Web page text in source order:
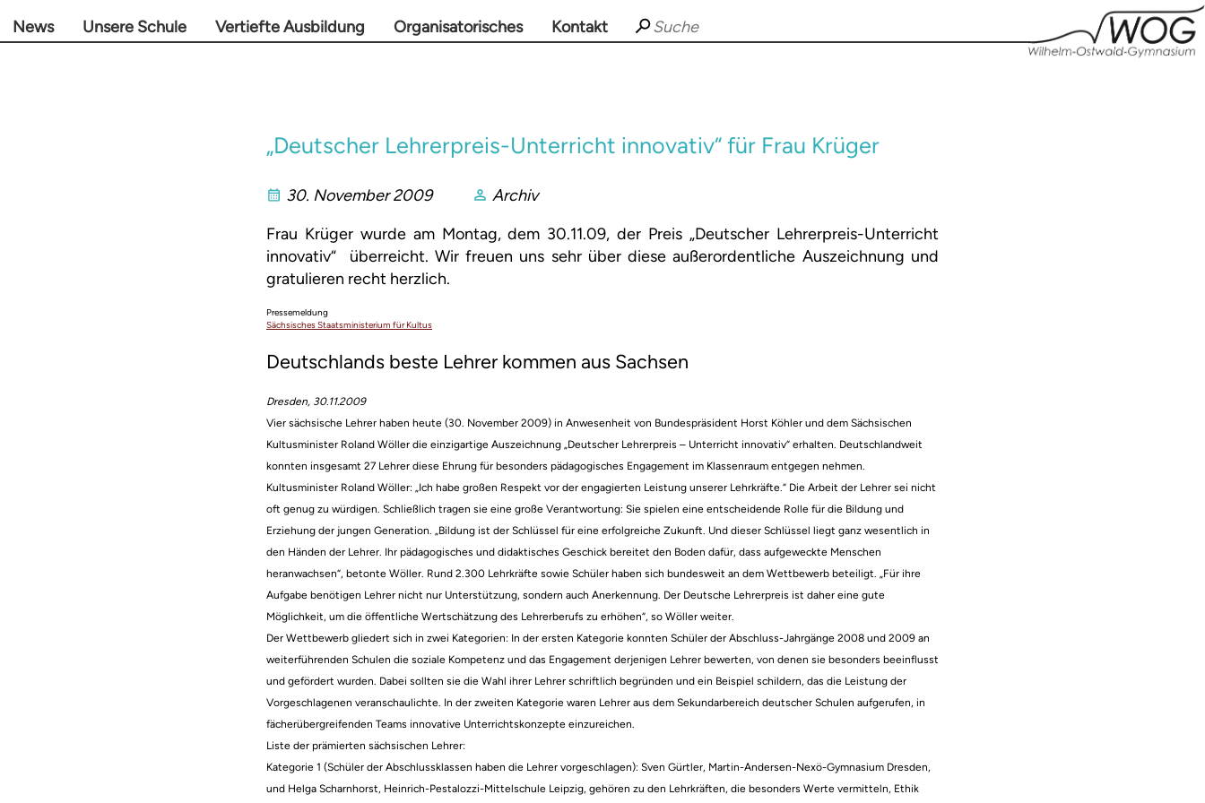
News Unsere Schule Vertiefte Ausbildung Organisatorisches Kontakt
„Deutscher Lehrerpreis-Unterricht innovativ“ für Frau Krüger
30. November 2009
Archiv
Frau Krüger wurde am Montag, dem 30.11.09, der Preis „Deutscher Lehrerpreis-Unterricht
innovativ“ überreicht. Wir freuen uns sehr über diese außerordentliche Auszeichnung und
gratulieren recht herzlich.
Pressemeldung
Sächsisches Staatsministerium für Kultus
Deutschlands beste Lehrer kommen aus Sachsen
Dresden, 30.11.2009
Vier sächsische Lehrer haben heute (30. November 2009) in Anwesenheit von Bundespräsident Horst Köhler und dem Sächsischen
Kultusminister Roland Wöller die einzigartige Auszeichnung „Deutscher Lehrerpreis – Unterricht innovativ“ erhalten. Deutschlandweit
konnten insgesamt 27 Lehrer diese Ehrung für besonders pädagogisches Engagement im Klassenraum entgegen nehmen.
Kultusminister Roland Wöller: „Ich habe großen Respekt vor der engagierten Leistung unserer Lehrkräfte.“ Die Arbeit der Lehrer sei nicht
oft genug zu würdigen. Schließlich tragen sie eine große Verantwortung: Sie spielen eine entscheidende Rolle für die Bildung und
Erziehung der jungen Generation. „Bildung ist der Schlüssel für eine erfolgreiche Zukunft. Und dieser Schlüssel liegt ganz wesentlich in
den Händen der Lehrer. Ihr pädagogisches und didaktisches Geschick bereitet den Boden dafür, dass aufgeweckte Menschen
heranwachsen“, betonte Wöller. Rund 2.300 Lehrkräfte sowie Schüler haben sich bundesweit an dem Wettbewerb beteiligt. „Für ihre
Aufgabe benötigen Lehrer nicht nur Unterstützung, sondern auch Anerkennung. Der Deutsche Lehrerpreis ist daher eine gute
Möglichkeit, um die öffentliche Wertschätzung des Lehrerberufs zu erhöhen“, so Wöller weiter.
Der Wettbewerb gliedert sich in zwei Kategorien: In der ersten Kategorie konnten Schüler der Abschluss-Jahrgänge 2008 und 2009 an
weiterführenden Schulen die soziale Kompetenz und das Engagement derjenigen Lehrer bewerten, von denen sie besonders beeinflusst
und gefördert wurden. Dabei sollten sie die Wahl ihrer Lehrer schriftlich begründen und ein Beispiel schildern, das die Leistung der
Vorgeschlagenen veranschaulichte. In der zweiten Kategorie waren Lehrer aus dem Sekundarbereich deutscher Schulen aufgerufen, in
fächerübergreifenden Teams innovative Unterrichtskonzepte einzureichen.
Liste der prämierten sächsischen Lehrer:
Kategorie 1 (Schüler der Abschlussklassen haben die Lehrer vorgeschlagen): Sven Gürtler, Martin-Andersen-Nexö-Gymnasium Dresden,
und Helga Scharnhorst, Heinrich-Pestalozzi-Mittelschule Leipzig, gehören zu den Lehrkräften, die besonders Werte vermitteln, Ethik